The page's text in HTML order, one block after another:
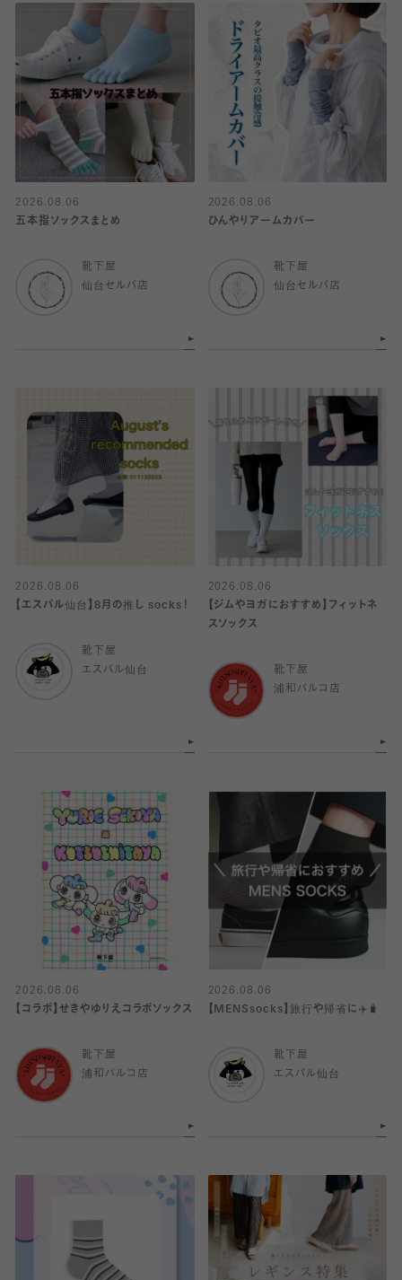
2026.08.06
五本指ソックスまとめ
靴下屋
仙台セルバ店
2026.08.06
ひんやりアームカバー
靴下屋
仙台セルバ店
2026.08.06
【エスパル仙台】8月の推し socks！
靴下屋
エスパル仙台
2026.08.06
【ジムやヨガにおすすめ】フィットネ
スソックス
靴下屋
浦和パルコ店
2026.08.06
【コラボ】せきやゆりえコラボソックス
靴下屋
浦和パルコ店
2026.08.06
【MENSsocks】旅行や帰省に✈️🧳
靴下屋
エスパル仙台